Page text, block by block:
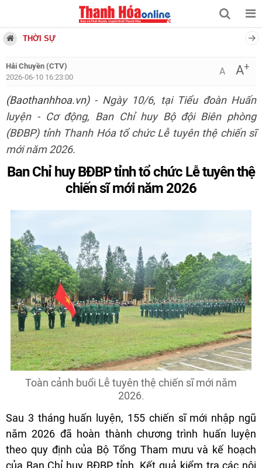
THỜI SỰ
Hải Chuyền (CTV)
2026-06-10 16:23:00
A A+
(Baothanhhoa.vn)- Ngày 10/6, tại Tiểu đoàn Huấn
luyện - Cơ động, Ban Chỉ huy Bộ đội Biên phòng
(BĐBP) tỉnh Thanh Hóa tổ chức Lễ tuyên thệ chiến sĩ
mới năm 2026.
Ban Chỉ huy BĐBP tỉnh tổ chức Lễ tuyên thệ
chiến sĩ mới năm 2026
Toàn cảnh buổi Lễ tuyên thệ chiến sĩ mới năm
2026.
Sau 3 tháng huấn luyện, 155 chiến sĩ mới nhập ngũ
năm 2026 đã hoàn thành chương trình huấn luyện
theo quy định của Bộ Tổng Tham mưu và kế hoạch